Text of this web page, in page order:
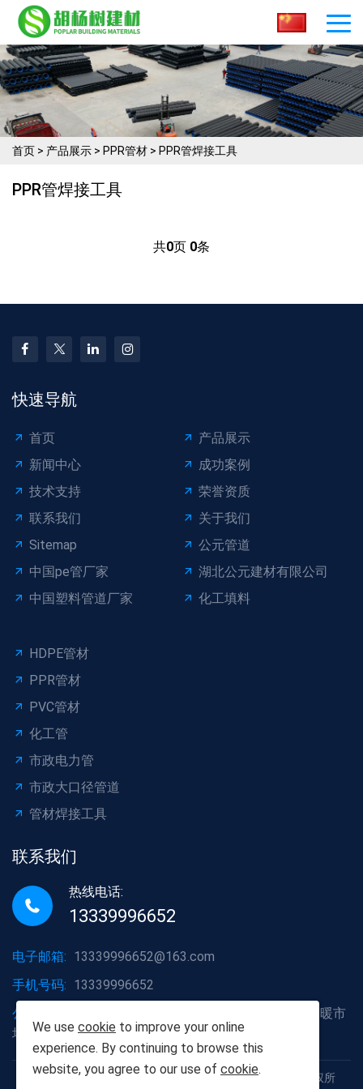
首页 > 产品展示 > PPR管材 > PPR管焊接工具
PPR管焊接工具
共0页 0条
快速导航
首页
产品展示
新闻中心
成功案例
技术支持
荣誉资质
联系我们
关于我们
Sitemap
公元管道
中国pe管厂家
湖北公元建材有限公司
中国塑料管道厂家
化工填料
HDPE管材
PPR管材
PVC管材
化工管
市政电力管
市政大口径管道
管材焊接工具
联系我们
热线电话:
13339996652
电子邮箱: 13339996652@163.com
手机号码: 13339996652
公司地址:
湖北省武汉市洪山区白沙洲大道烽火五金水暖市
场A2栋6号
Copyright © 2012-2025 武汉胡杨树建材有限责任公司 版权所
We use cookie to improve your online
experience. By continuing to browse this
website, you agree to our use of cookie.